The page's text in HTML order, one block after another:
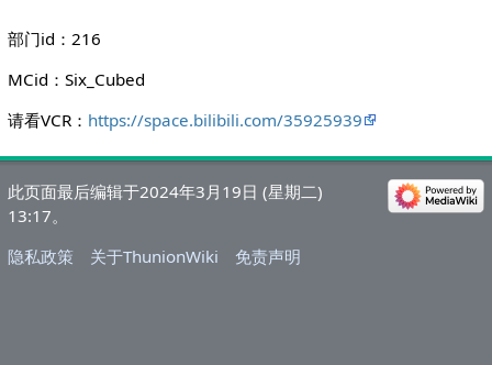
部门id：216
MCid：Six_Cubed
请看VCR： https://space.bilibili.com/35925939
此页面最后编辑于2024年3月19日 (星期二)
13:17。
隐私政策
关于ThunionWiki 免责声明